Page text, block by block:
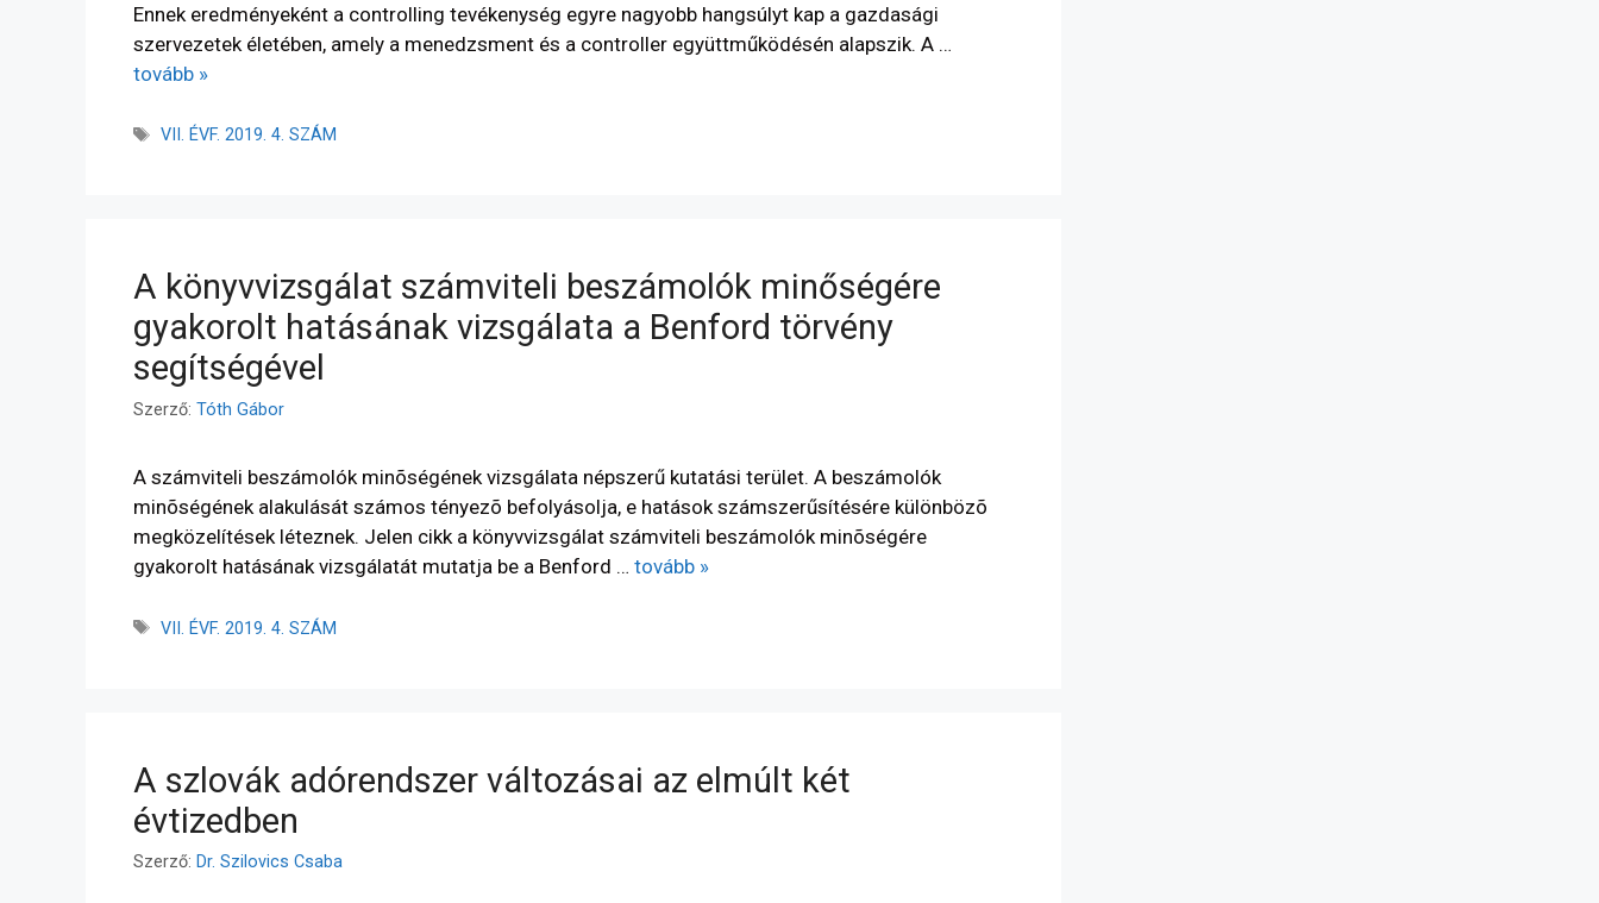
Ennek eredményeként a controlling tevékenység egyre nagyobb hangsúlyt kap a gazdasági
szervezetek életében, amely a menedzsment és a controller együttműködésén alapszik. A …
tovább »
VII. ÉVF. 2019. 4. SZÁM
A könyvvizsgálat számviteli beszámolók minőségére
gyakorolt hatásának vizsgálata a Benford törvény
segítségével
Szerző: Tóth Gábor
A számviteli beszámolók minõségének vizsgálata népszerű kutatási terület. A beszámolók
minõségének alakulását számos tényezõ befolyásolja, e hatások számszerűsítésére különbözõ
megközelítések léteznek. Jelen cikk a könyvvizsgálat számviteli beszámolók minõségére
gyakorolt hatásának vizsgálatát mutatja be a Benford … tovább »
VII. ÉVF. 2019. 4. SZÁM
A szlovák adórendszer változásai az elmúlt két
évtizedben
Szerző: Dr. Szilovics Csaba